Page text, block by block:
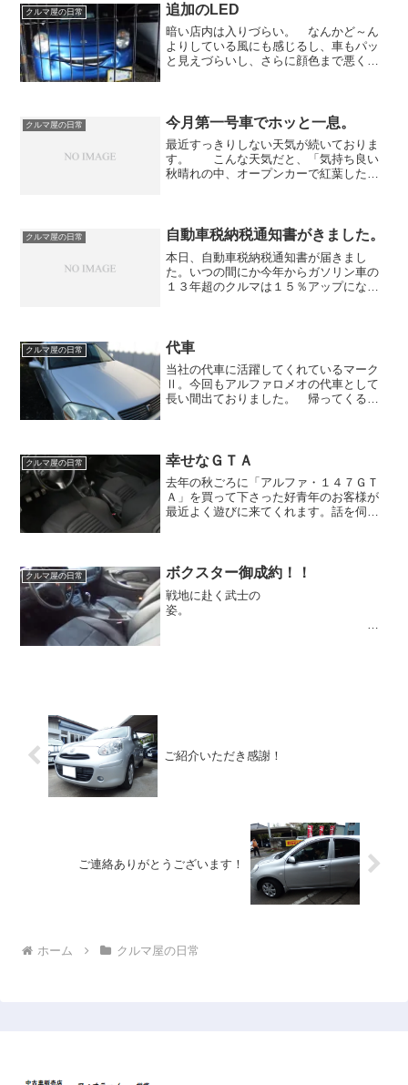
クルマ屋の日常 追加のLED
暗い店内は入りづらい。 なんかど～ん
よりしている風にも感じるし、車もパッ
と見えづらいし、さらに顔色まで悪く見
様級の明るい笑顔を持ち合...
クルマ屋の日常 今月第一号車でホッと一息。
最近すっきりしない天気が続いておりま
す。 こんな天気だと、「気持ち良い
秋晴れの中、オープンカーで紅葉した山
快晴の日が続いて欲しいも...
クルマ屋の日常 自動車税納税通知書がきました。
本日、自動車税納税通知書が届きまし
た。いつの間にか今年からガソリン車の
１３年超のクルマは１５％アップになっ
な。。 それだけ世間には関心がな...
クルマ屋の日常 代車
当社の代車に活躍してくれているマーク
Ⅱ。今回もアルファロメオの代車として
長い間出ておりました。 帰ってくると
でございました。 半分し...
クルマ屋の日常 幸せなＧＴＡ
去年の秋ごろに「アルファ・１４７ＧＴ
Ａ」を買って下さった好青年のお客様が
最近よく遊びに来てくれます。話を伺い
何が起こっても危惧しておりま...
クルマ屋の日常 ボクスター御成約！！
戦地に赴く武士の
姿。
ご紹介いただき感謝！
ご連絡ありがとうございます！
ホーム クルマ屋の日常